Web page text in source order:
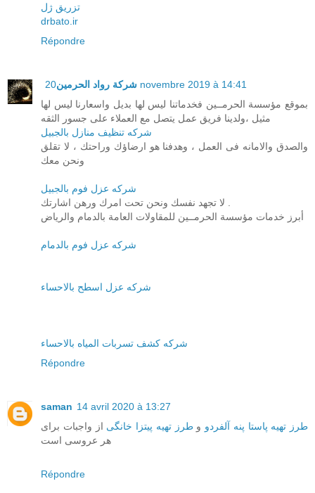
تزریق ژل
drbato.ir
Répondre
شركة رواد الحرمين 20 novembre 2019 à 14:41
بموقع مؤسسة الحرمــين فخدماتنا ليس لها بديل واسعارنا ليس لها
مثيل ،ولدينا فريق عمل يتصل مع العملاء على جسور الثقه
شركه تنظيف منازل بالجبيل
والصدق والامانه فى العمل ، وهدفنا هو ارضاؤك وراحتك ، لا تقلق
ونحن معك
شركه عزل فوم بالجبيل
أبرز خدمات مؤسسة الحرمــين للمقاولات العامة بالدمام والرياض
شركه عزل فوم بالدمام
شركه عزل اسطح بالاحساء
شركه كشف تسربات المياه بالاحساء
Répondre
saman 14 avril 2020 à 13:27
طرز تهیه پاستا پنه آلفردو وطرز تهیه پیتزا خانگی از واجبات برای
هر عروسی است
Répondre